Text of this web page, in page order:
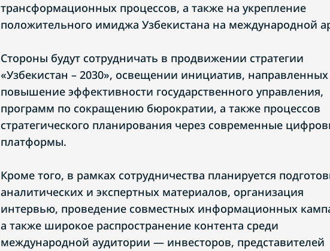
трансформационных процессов, а также на укрепление
положительного имиджа Узбекистана на международной
Стороны будут сотрудничать в продвижении стратегии
«Узбекистан – 2030», освещении инициатив,
повышение эффективности государственного управления,
программ по сокращению бюрократии, а также процессов
стратегического планирования через современные
платформы.
Кроме того, в рамках сотрудничества планируется
аналитических и экспертных материалов, организация
интервью, проведение совместных информационных
а также широкое распространение контента среди
международной аудитории — инвесторов, представителей